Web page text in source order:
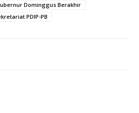
Dominggus Berakhir
PDIP-PB